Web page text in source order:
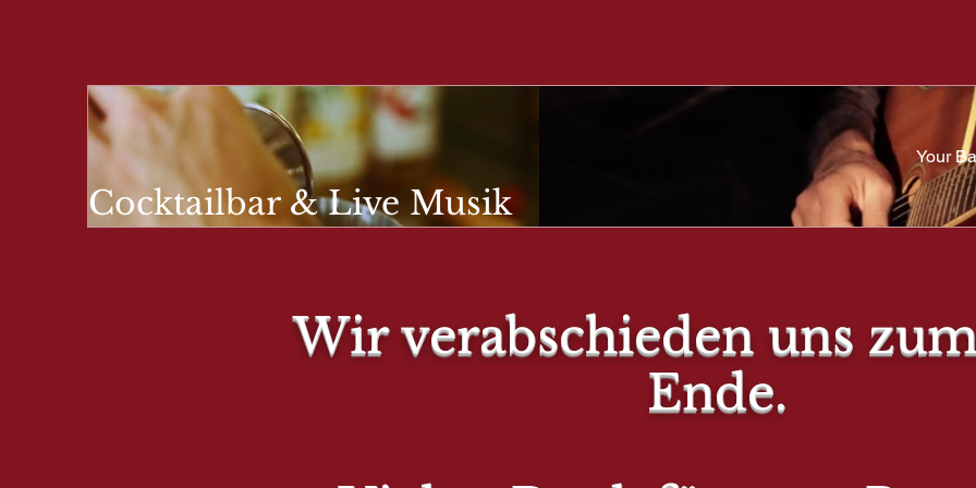
YOUR
Cocktailbar & Live Musik
Your
Wir verabschieden uns
Ende.